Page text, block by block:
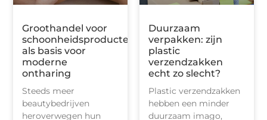
Groothandel voor
schoonheidsproducten
als basis voor
moderne
ontharing
Steeds meer
beautybedrijven
heroverwegen hun
Duurzaam
verpakken: zijn
plastic
verzendzakken
echt zo slecht?
Plastic verzendzakken
hebben een minder
duurzaam imago,